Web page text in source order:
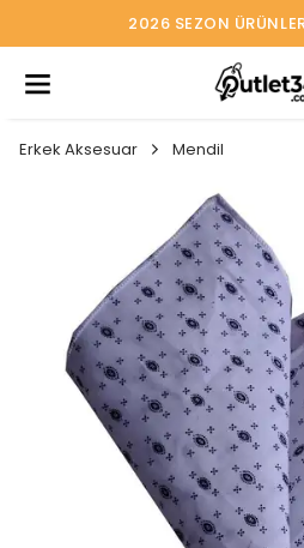
2026 SEZON
Erkek Aksesuar Mendil